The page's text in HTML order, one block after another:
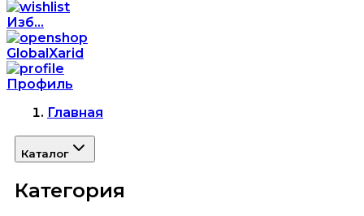
Изб...
GlobalXarid
Профиль
Главная
Каталог
Категория